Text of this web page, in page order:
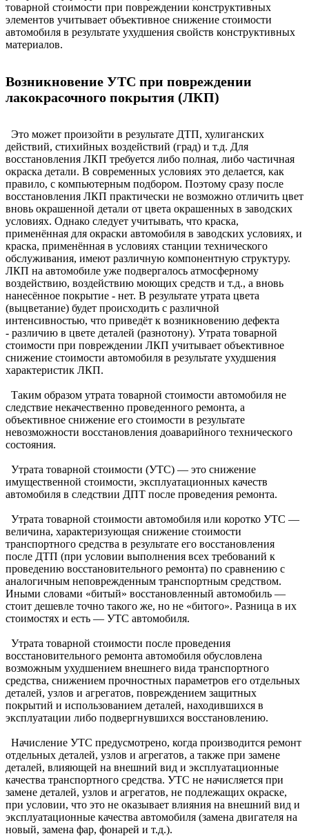
товарной стоимости при повреждении конструктивных
элементов учитывает объективное снижение стоимости
автомобиля в результате ухудшения свойств конструктивных
материалов.
Возникновение УТС при повреждении
лакокрасочного покрытия (ЛКП)
Это может произойти в результате ДТП, хулиганских
действий, стихийных воздействий (град) и т.д. Для
восстановления ЛКП требуется либо полная, либо частичная
окраска детали. В современных условиях это делается, как
правило, с компьютерным подбором. Поэтому сразу после
восстановления ЛКП практически не возможно отличить цвет
вновь окрашенной детали от цвета окрашенных в заводских
условиях. Однако следует учитывать, что краска,
применённая для окраски автомобиля в заводских условиях, и
краска, применённая в условиях станции технического
обслуживания, имеют различную компонентную структуру.
ЛКП на автомобиле уже подвергалось атмосферному
воздействию, воздействию моющих средств и т.д., а вновь
нанесённое покрытие - нет. В результате утрата цвета
(выцветание) будет происходить с различной
интенсивностью, что приведёт к возникновению дефекта
- различию в цвете деталей (разнотону). Утрата товарной
стоимости при повреждении ЛКП учитывает объективное
снижение стоимости автомобиля в результате ухудшения
характеристик ЛКП.
Таким образом утрата товарной стоимости автомобиля не
следствие некачественно проведенного ремонта, а
объективное снижение его стоимости в результате
невозможности восстановления доаварийного технического
состояния.
Утрата товарной стоимости (УТС) — это снижение
имущественной стоимости, эксплуатационных качеств
автомобиля в следствии ДПТ после проведения ремонта.
Утрата товарной стоимости автомобиля или коротко УТС —
величина, характеризующая снижение стоимости
транспортного средства в результате его восстановления
после ДТП (при условии выполнения всех требований к
проведению восстановительного ремонта) по сравнению с
аналогичным неповрежденным транспортным средством.
Иными словами «битый» восстановленный автомобиль —
стоит дешевле точно такого же, но не «битого». Разница в их
стоимостях и есть — УТС автомобиля.
Утрата товарной стоимости после проведения
восстановительного ремонта автомобиля обусловлена
возможным ухудшением внешнего вида транспортного
средства, снижением прочностных параметров его отдельных
деталей, узлов и агрегатов, повреждением защитных
покрытий и использованием деталей, находившихся в
эксплуатации либо подвергнувшихся восстановлению.
Начисление УТС предусмотрено, когда производится ремонт
отдельных деталей, узлов и агрегатов, а также при замене
деталей, влияющей на внешний вид и эксплуатационные
качества транспортного средства. УТС не начисляется при
замене деталей, узлов и агрегатов, не подлежащих окраске,
при условии, что это не оказывает влияния на внешний вид и
эксплуатационные качества автомобиля (замена двигателя на
новый, замена фар, фонарей и т.д.).